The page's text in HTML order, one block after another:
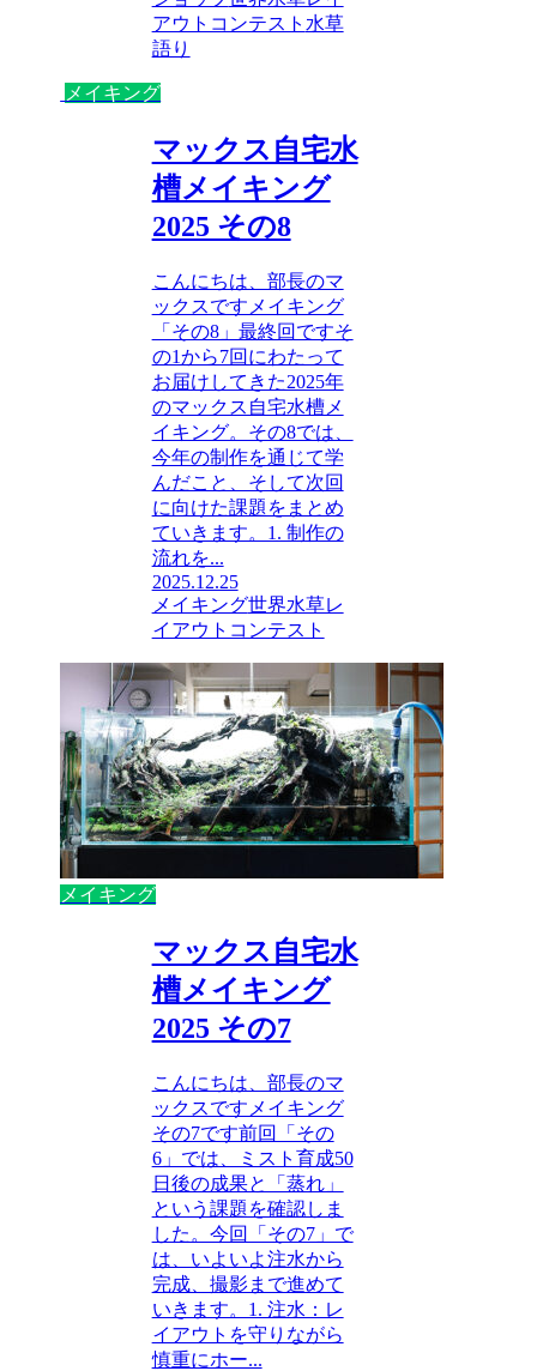
アウトコンテスト 水草
語り
メイキング
マックス自宅水
槽メイキング
2025 その8
こんにちは、部長のマ
ックスですメイキング
「その8」最終回ですそ
の1から7回にわたって
お届けしてきた2025年
のマックス自宅水槽メ
イキング。その8では、
今年の制作を通じて学
んだこと、そして次回
に向けた課題をまとめ
ていきます。1. 制作の
流れを...
2025.12.25
メイキング世界水草レ
イアウトコンテスト
メイキング
マックス自宅水
槽メイキング
2025 その7
こんにちは、部長のマ
ックスですメイキング
その7です前回「その
6」では、ミスト育成50
日後の成果と「蒸れ」
という課題を確認しま
した。今回「その7」で
は、いよいよ注水から
完成、撮影まで進めて
いきます。1. 注水：レ
イアウトを守りながら
慎重にホー...